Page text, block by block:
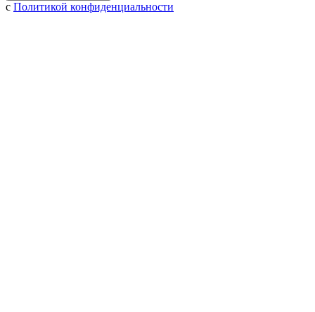
с Политикой конфиденциальности